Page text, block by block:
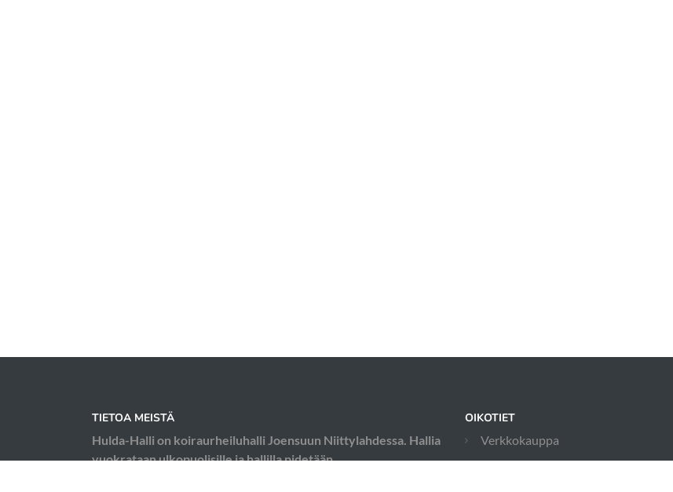
TIETOA MEISTÄ
Hulda-Halli on koiraurheiluhalli Joensuun Niittylahdessa. Hallia
vuokrataan ulkopuolisille ja hallilla pidetään
OIKOTIET
Verkkokauppa